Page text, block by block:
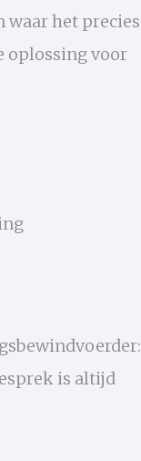
het precies
oplossing voor
is altijd